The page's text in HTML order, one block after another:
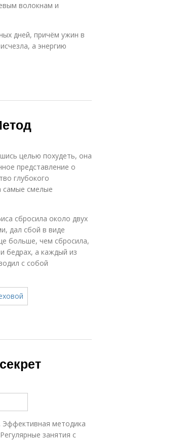
волокнам и
дней, причём ужин в
а энергию
целью похудеть, она
представление о
глубокого
самые смелые
сбросила около двух
дал сбой в виде
больше, чем сбросила,
бедрах, а каждый из
с собой
Эффективная методика
занятия с